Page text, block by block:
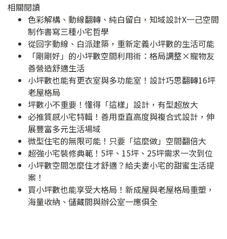
相關閱讀
色彩解構、動線翻轉、純白留白，知域設計X一己空間
制作書寫三種小宅哲學
從回字動線、白派建築，重新定義小坪數的生活可能
「剛剛好」的小坪數空間利用術：格局調整×寵物友
善營造舒適生活
小坪數也能有更衣室與多功能室！設計巧思翻轉16坪
老屋格局
坪數小不重要！懂得「這樣」設計，有型超放大
必推質感小宅特輯！善用垂直高度與複合式設計，伸
展豐富多元生活場域
微型住宅的無限可能！只要「這麼做」空間翻倍大
超強小宅裝修典範！5坪、15坪、25坪需求一次到位
小坪數空間怎麼住才舒適？給夫妻小宅的甜蜜生活提
案！
買小坪數也能享受大格局！新成屋與老屋格局重塑，
海量收納、儲藏間與辦公室一應俱全